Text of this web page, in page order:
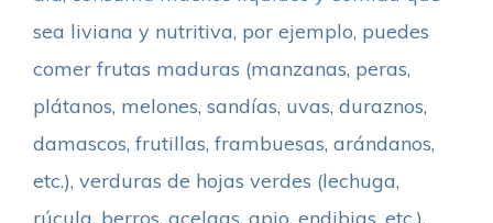
sea liviana y nutritiva, por ejemplo, puedes
comer frutas maduras (manzanas, peras,
plátanos, melones, sandías, uvas, duraznos,
damascos, frutillas, frambuesas, arándanos,
etc.), verduras de hojas verdes (lechuga,
rúcula, berros, acelgas, apio, endibias, etc.),